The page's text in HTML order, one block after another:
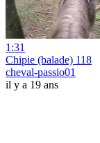
1:31
Chipie (balade) 118
cheval-passio01
il y a 19 ans